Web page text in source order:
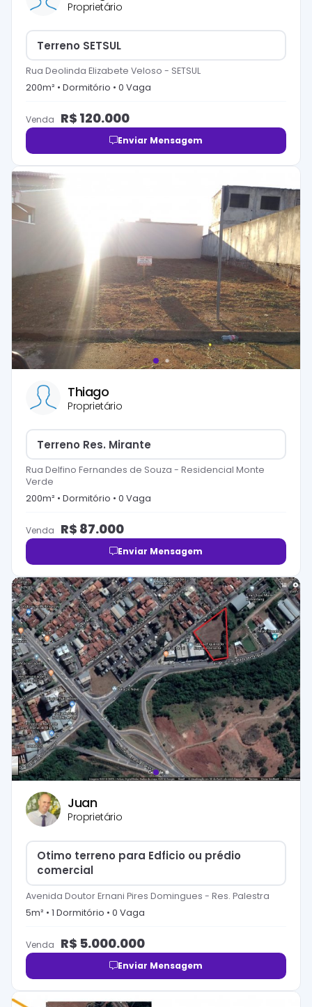
Proprietário
Terreno SETSUL
Rua Deolinda Elizabete Veloso - SETSUL
200m² • Dormitório • 0 Vaga
Venda R$ 120.000
Enviar Mensagem
Thiago
Proprietário
Terreno Res. Mirante
Rua Delfino Fernandes de Souza - Residencial Monte
Verde
200m² • Dormitório • 0 Vaga
Venda R$ 87.000
Enviar Mensagem
Juan
Proprietário
Otimo terreno para Edficio ou prédio
comercial
Avenida Doutor Ernani Pires Domingues - Res. Palestra
5m² • 1 Dormitório • 0 Vaga
Venda R$ 5.000.000
Enviar Mensagem